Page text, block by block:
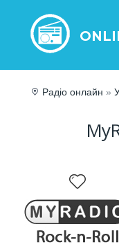
Радіо онлайн »